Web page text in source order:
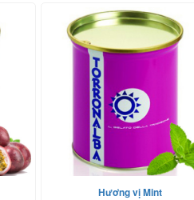
Hương vị Mint